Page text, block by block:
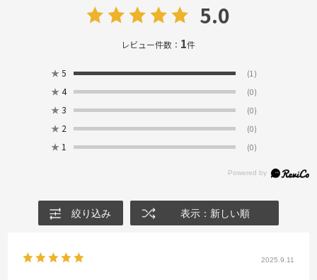
5.0
レビュー件数： 1件
★ 5 (1)
★ 4 (0)
★ 3 (0)
★ 2 (0)
★ 1 (0)
絞り込み 表示：新しい順
2025.9.11